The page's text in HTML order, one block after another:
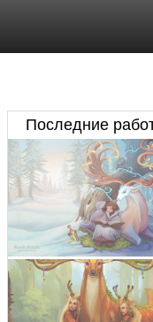
Последние